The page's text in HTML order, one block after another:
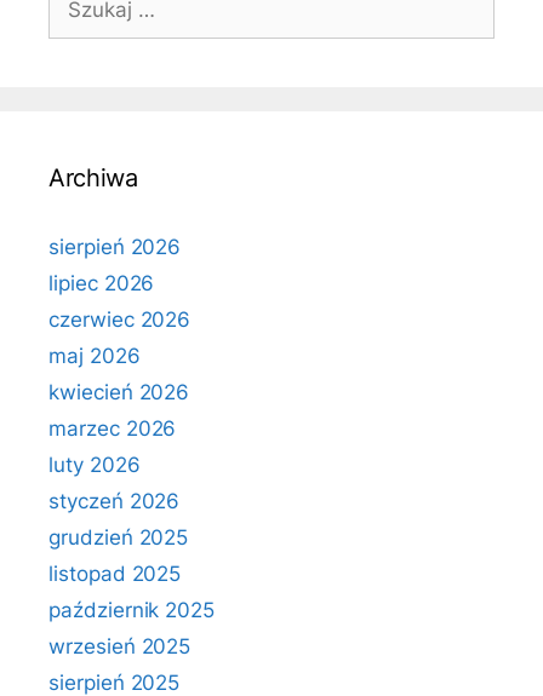
Archiwa
sierpień 2026
lipiec 2026
czerwiec 2026
maj 2026
kwiecień 2026
marzec 2026
luty 2026
styczeń 2026
grudzień 2025
listopad 2025
październik 2025
wrzesień 2025
sierpień 2025